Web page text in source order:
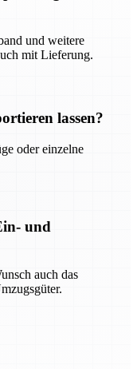
und weitere
mit Lieferung.
lassen?
oder einzelne
und
auch das